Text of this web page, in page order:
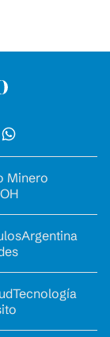
Minero
Argentina
Tecnología